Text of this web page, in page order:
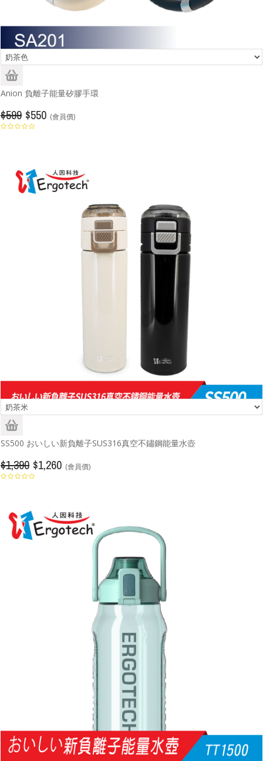
$599 $550 (會員價)
Anion 負離子能量矽膠手環
$1,390 $1,260 (會員價)
SS500 おいしい新負離子SUS316真空不鏽鋼能量水壺